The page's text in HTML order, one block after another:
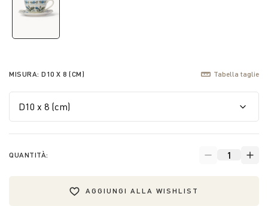
MISURA: D10 X 8 (CM) Tabella taglie
QUANTITÀ:
AGGIUNGI ALLA WISHLIST